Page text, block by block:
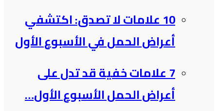
10 علامات لا تصدق: اكتشفي
أعراض الحمل في الأسبوع الأول
7 علامات خفية قد تدل على
أعراض الحمل الأسبوع الأول…